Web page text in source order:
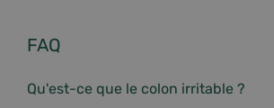
FAQ
Qu'est-ce que le colon irritable ?